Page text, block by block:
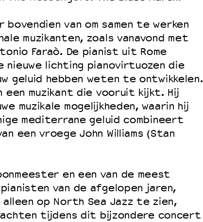
vrijheid – VNPF
bovendien van om samen te werken
muzikanten, zoals vanavond met
Faraò. De pianist uit Rome
lichting pianovirtuozen die
geluid hebben weten te ontwikkelen.
een muzikant die vooruit kijkt. Hij
muzikale mogelijkheden, waarin hij
mediterrane geluid combineert
een vroege John Williams (Stan
en een van de meest
van de afgelopen jaren,
op North Sea Jazz te zien,
tijdens dit bijzondere concert